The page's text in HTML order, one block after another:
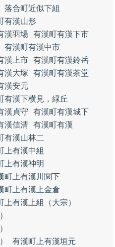
落合町近似下組
有漢山形
漢羽場 有漢町有漢下市
有漢町有漢中市
漢上市 有漢町有漢鈴岳
漢大塚
有漢町有漢茶堂
漢安元
有漢下横見，緑丘
漢貞守
有漢町有漢城下
漢信清 有漢町有漢
有漢山林二
上有漢中組
上有漢神明
町上有漢川関下
町上有漢上金倉
上有漢上組（大宗）
有漢町上有漢垣元